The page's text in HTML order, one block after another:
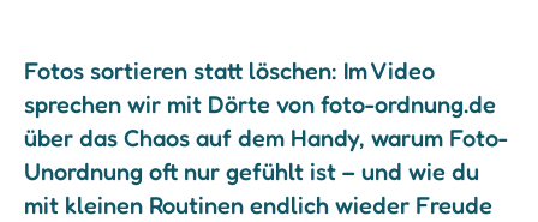
Fotos sortieren statt löschen: Im Video
sprechen wir mit Dörte von foto-ordnung.de
über das Chaos auf dem Handy, warum Foto-
Unordnung oft nur gefühlt ist – und wie du
mit kleinen Routinen endlich wieder Freude